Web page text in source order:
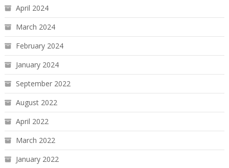
April 2024
March 2024
February 2024
January 2024
September 2022
August 2022
April 2022
March 2022
January 2022